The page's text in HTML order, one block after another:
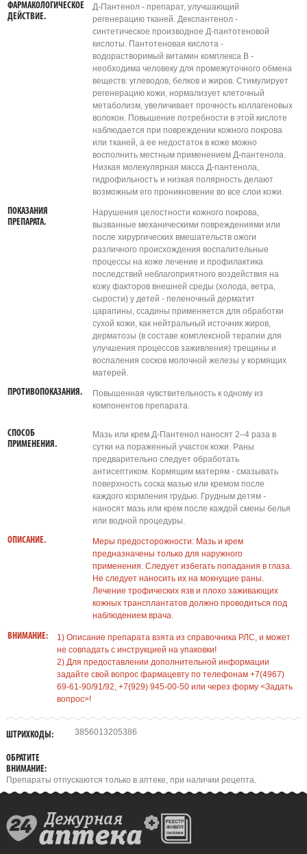
ФАРМАКОЛОГИЧЕСКОЕ
ДЕЙСТВИЕ.
Д-Пантенол - препарат, улучшающий
регенерацию тканей. Декспантенол -
синтетическое производное Д-пантотеновой
кислоты. Пантотеновая кислота -
водорастворимый витамин комплекса В -
необходима человеку для промежуточного обмена
веществ: углеводов, белков и жиров. Стимулирует
регенерацию кожи, нормализует клеточный
метаболизм, увеличивает прочность коллагеновых
волокон. Повышение потребности в этой кислоте
наблюдается при повреждении кожного покрова
или тканей, а ее недостаток в коже можно
восполнить местным применением Д-пантенола.
Низкая молекулярная масса Д-пантенола,
гидрофильностъ и низкая полярность делают
возможным его проникновение во все слои кожи.
ПОКАЗАНИЯ
ПРЕПАРАТА.
Нарушения целостности кожного покрова,
вызванные механическими повреждениями или
после хирургических вмешательств ожоги
различного происхождения воспалительные
процессы на коже лечение и профилактика
последствий неблагоприятного воздействия на
кожу факторов внешней среды (холода, ветра,
сырости) у детей - пеленочный дерматит
царапины, ссадины применяется для обработки
сухой кожи, как нейтральный источник жиров,
дерматозы (в составе комплексной терапии для
улучшения процессов заживления) трещины и
воспаления сосков молочной железы у кормящих
матерей.
ПРОТИВОПОКАЗАНИЯ.
Повышенная чувствительность к одному из
компонентов препарата.
СПОСОБ
ПРИМЕНЕНИЯ.
Мазь или крем Д-Пантенол наносят 2–4 раза в
сутки на пораженный участок кожи. Раны
предварительно следует обработать
антисептиком. Кормящим матерям - смазывать
поверхность соска мазью или кремом после
каждого кормления грудью. Грудным детям -
наносят мазь или крем после каждой смены белья
или водной процедуры.
ОПИСАНИЕ.
Меры предосторожности: Мазь и крем
предназначены только для наружного
применения. Следует избегать попадания в глаза.
Не следует наносить их на мокнущие раны.
Лечение трофических язв и плохо заживающих
кожных трансплантатов должно проводиться под
наблюдением врача.
ВНИМАНИЕ:
1) Описание препарата взята из справочника РЛС, и может
не совпадать с инструкцией на упаковки!
2) Для предоставлении дополнительной информации
задайте свой вопрос фармацевту по телефонам +7(4967)
69-61-90/91/92, +7(929) 945-00-50 или через форму <Задать
вопрос>!
ШТРИХКОДЫ: 3856013205386
ОБРАТИТЕ
ВНИМАНИЕ:
Препараты отпускаются только в аптеке, при наличии рецепта.